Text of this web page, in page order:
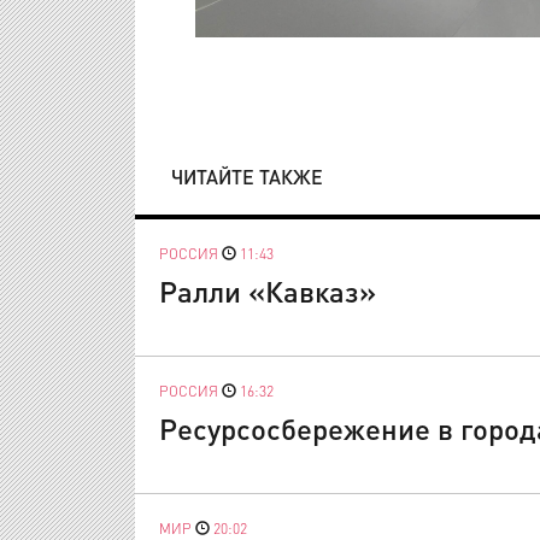
ЧИТАЙТЕ ТАКЖЕ
РОССИЯ 11:43
Ралли «Кавказ»
РОССИЯ 16:32
Ресурсосбережение в
МИР 20:02